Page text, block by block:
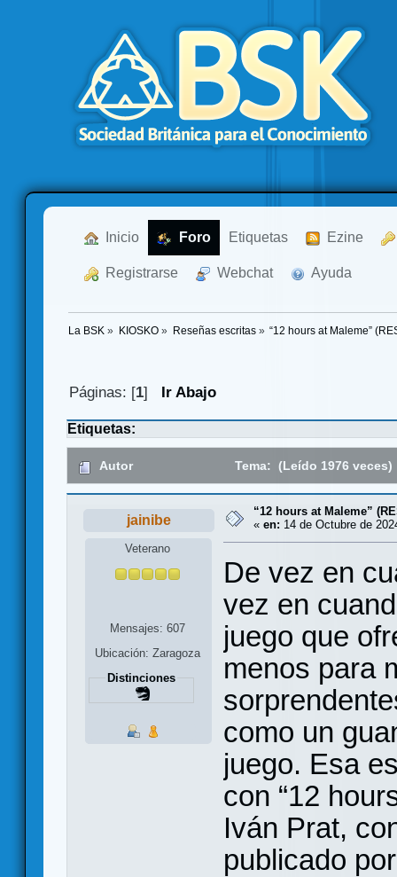
Inicio Foro Etiquetas Ezine
Registrarse Webchat Ayuda
La BSK » KIOSKO» Reseñas escritas» “12 hours at Maleme”
Páginas: [1] Ir Abajo
Etiquetas:
Autor Tema: (Leído 1976 veces)
jainibe
Veterano
Mensajes: 607
Ubicación: Zaragoza
Distinciones
“12 hours at Maleme”
« en: 14 de Octubre de
De vez en
vez en
juego que
menos para
como un
juego. Esa
con “12
Iván Prat,
publicado